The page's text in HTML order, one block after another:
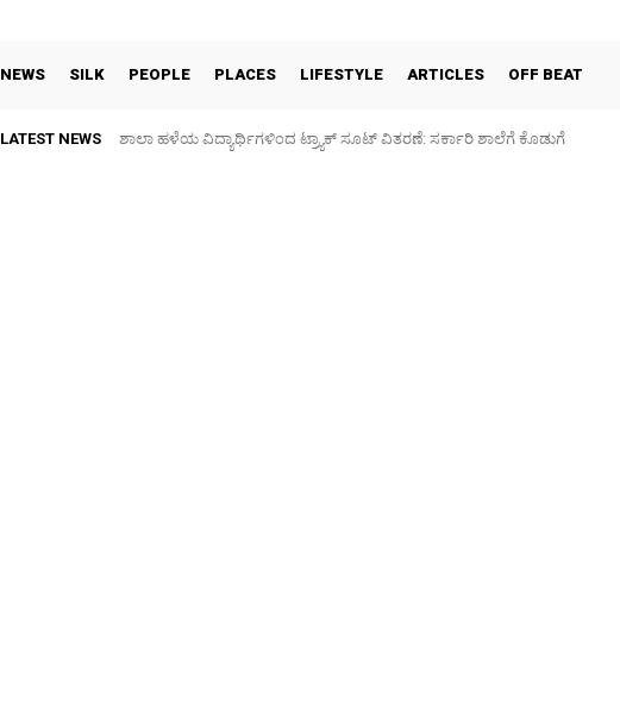
NEWS SILK PEOPLE PLACES LIFESTYLE ARTICLES OFF BEAT
LATEST NEWSಶಾಲಾ ಹಳೆಯ ವಿದ್ಯಾರ್ಥಿಗಳಿಂದ ಟ್ರ್ಯಾಕ್‌ ಸೂಟ್ ವಿತರಣೆ: ಸರ್ಕಾರಿ ಶಾಲೆಗೆ ಕೊಡುಗೆ
Sidlaghatta Silk Cocoon Market-08/08/2026